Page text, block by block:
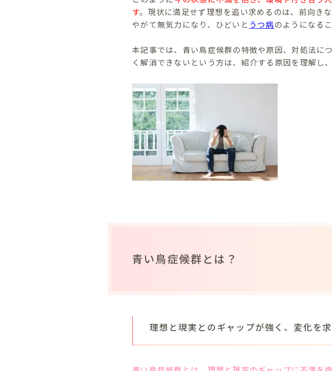
す。現状に満足せず理想を追い求めるのは、前向き
やがて無気力になり、ひどいと うつ病のようになる
本記事では、青い鳥症候群の特徴や原因、対処法に
く解消できないという方は、紹介する原因を理解し
青い鳥症候群とは？
理想と現実とのギャップが強く、変化を